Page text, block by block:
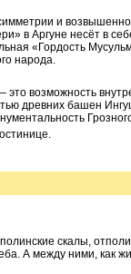
и
в Аргуне несёт в
«Гордость
народа.
возможность
древних башен
скалы,
А между ними, как